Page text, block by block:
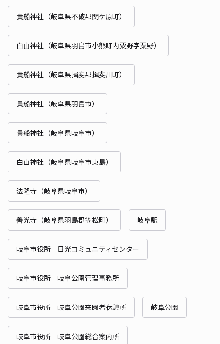
貴船神社（岐阜県不破郡関ケ原町）
白山神社（岐阜県羽島市小熊町内粟野字粟野）
貴船神社（岐阜県揖斐郡揖斐川町）
貴船神社（岐阜県羽島市）
貴船神社（岐阜県岐阜市）
白山神社（岐阜県岐阜市東島）
法隆寺（岐阜県岐阜市）
善光寺（岐阜県羽島郡笠松町） 岐阜駅
岐阜市役所 日光コミュニティセンター
岐阜市役所 岐阜公園管理事務所
岐阜市役所 岐阜公園来園者休憩所 岐阜公園
岐阜市役所 岐阜公園総合案内所